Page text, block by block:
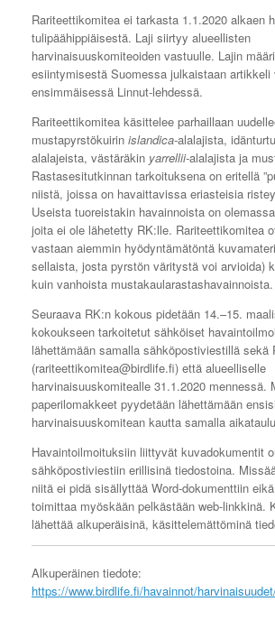
Rariteettikomitea ei tarkasta 1.1.2020 alkaen
tulipäähippiäisestä. Laji siirtyy alueellisten
harvinaisuuskomiteoiden vastuulle. Lajin
esiintymisestä Suomessa julkaistaan artikkeli
ensimmäisessä Linnut-lehdessä.
Rariteettikomitea käsittelee parhaillaan
mustapyrstökuirin islandica-alalajista,
alalajeista, västäräkin yarrellii-alalajista ja
Rastasesitutkinnan tarkoituksena on eritellä
niistä, joissa on havaittavissa eriasteisia
Useista tuoreistakin havainnoista on
joita ei ole lähetetty RK:lle. Rariteettikomitea
vastaan aiemmin hyödyntämätöntä
sellaista, josta pyrstön väritystä voi arvioida)
kuin vanhoista mustakaularastashavainnoista.
Seuraava RK:n kokous pidetään 14.–15.
kokoukseen tarkoitetut sähköiset
lähettämään samalla sähköpostiviestillä sekä
(rariteettikomitea@birdlife.fi) että alueelliselle
harvinaisuuskomitealle 31.1.2020 mennessä.
paperilomakkeet pyydetään lähettämään
harvinaisuuskomitean kautta samalla
Havaintoilmoituksiin liittyvät kuvadokumentit
sähköpostiviestiin erillisinä tiedostoina.
niitä ei pidä sisällyttää Word-dokumenttiin
toimittaa myöskään pelkästään web-linkkinä.
lähettää alkuperäisinä, käsittelemättöminä
Alkuperäinen tiedote:
https://www.birdlife.fi/havainnot/